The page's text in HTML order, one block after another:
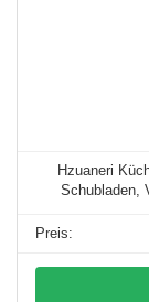
Hzuaneri
Schubladen,